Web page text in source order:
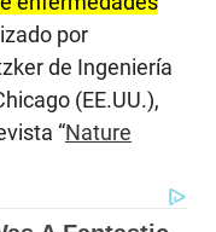
por
de Ingeniería
(EE.UU.),
“Nature